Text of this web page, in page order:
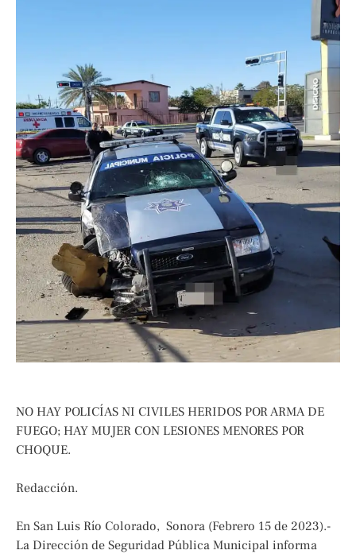
NO HAY POLICÍAS NI CIVILES HERIDOS POR ARMA DE
FUEGO; HAY MUJER CON LESIONES MENORES POR
CHOQUE.
Redacción.
En San Luis Río Colorado, Sonora (Febrero 15 de 2023).-
La Dirección de Seguridad Pública Municipal informa